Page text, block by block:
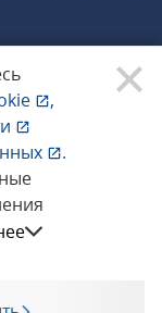
,
.
права